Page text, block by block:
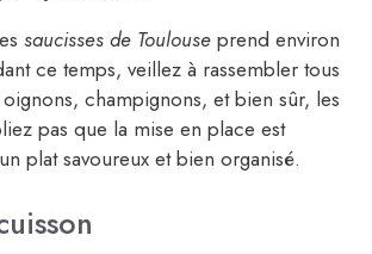
saucisses de Toulouse prend environ
ce temps, veillez à rassembler tous
champignons, et bien sûr, les
pas que la mise en place est
plat savoureux et bien organisé.